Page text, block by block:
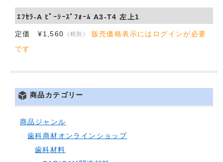
ｴﾌｾﾗ-A ﾋﾟｰｼｰｽﾞﾌｫｰﾑ A3-T4 左上1
定価 ¥1,560 （税別）
販売価格表示にはログインが必要
です
商品カテゴリー
商品ジャンル
歯科商材オンラインショップ
歯科材料